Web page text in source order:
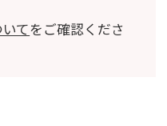
てをご確認くださ